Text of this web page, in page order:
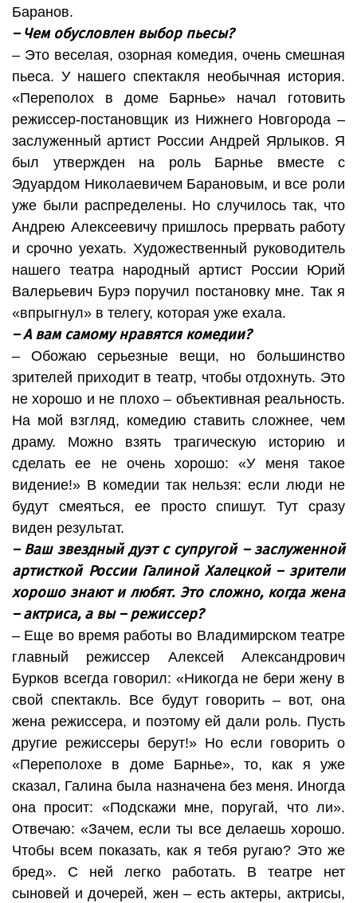
Баранов.
– Чем обусловлен выбор пьесы?
– Это веселая, озорная комедия, очень смешная
пьеса. У нашего спектакля необычная история.
«Переполох в доме Барнье» начал готовить
режиссер-постановщик из Нижнего Новгорода –
заслуженный артист России Андрей Ярлыков. Я
был утвержден на роль Барнье вместе с
Эдуардом Николаевичем Барановым, и все роли
уже были распределены. Но случилось так, что
Андрею Алексеевичу пришлось прервать работу
и срочно уехать. Художественный руководитель
нашего театра народный артист России Юрий
Валерьевич Бурэ поручил постановку мне. Так я
«впрыгнул» в телегу, которая уже ехала.
– А вам самому нравятся комедии?
– Обожаю серьезные вещи, но большинство
зрителей приходит в театр, чтобы отдохнуть. Это
не хорошо и не плохо – объективная реальность.
На мой взгляд, комедию ставить сложнее, чем
драму. Можно взять трагическую историю и
сделать ее не очень хорошо: «У меня такое
видение!» В комедии так нельзя: если люди не
будут смеяться, ее просто спишут. Тут сразу
виден результат.
– Ваш звездный дуэт с супругой – заслуженной
артисткой России Галиной Халецкой – зрители
хорошо знают и любят. Это сложно, когда жена
– актриса, а вы – режиссер?
– Еще во время работы во Владимирском театре
главный режиссер Алексей Александрович
Бурков всегда говорил: «Никогда не бери жену в
свой спектакль. Все будут говорить – вот, она
жена режиссера, и поэтому ей дали роль. Пусть
другие режиссеры берут!» Но если говорить о
«Переполохе в доме Барнье», то, как я уже
сказал, Галина была назначена без меня. Иногда
она просит: «Подскажи мне, поругай, что ли».
Отвечаю: «Зачем, если ты все делаешь хорошо.
Чтобы всем показать, как я тебя ругаю? Это же
бред». С ней легко работать. В театре нет
сыновей и дочерей, жен – есть актеры, актрисы,